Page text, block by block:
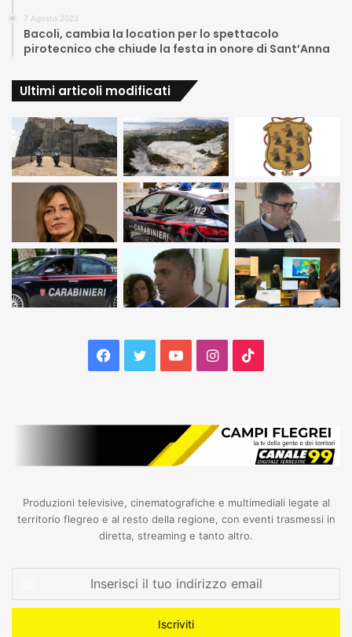
7 Agosto 2023
Bacoli, cambia la location per lo spettacolo
pirotecnico che chiude la festa in onore di Sant’Anna
Ultimi articoli modificati
Facebook
TwitterYouTubeInstagram
Produzioni televisive, cinematografiche e multimediali legate al
territorio flegreo e al resto della regione, con eventi trasmessi in
diretta, streaming e tanto altro.
tuo